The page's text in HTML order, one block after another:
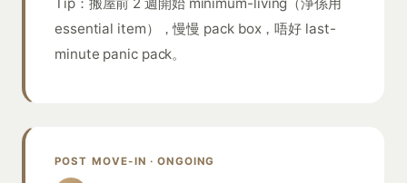
essential item），慢慢 pack box，唔好 last-
minute panic pack。
POST MOVE-IN · ONGOING